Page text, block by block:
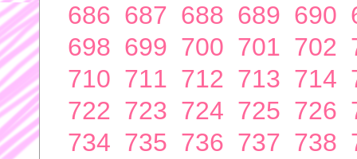
686 687 688 689 690
698 699 700 701 702
710 711 712 713 714
722 723 724 725 726
734 735 736 737 738